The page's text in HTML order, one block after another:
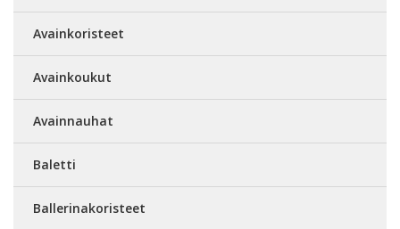
Avainkoristeet
Avainkoukut
Avainnauhat
Baletti
Ballerinakoristeet